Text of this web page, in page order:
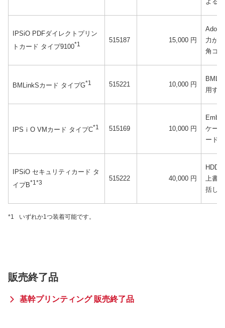
IPSiO PDFダイレクトプリン
トカード タイプ9100*1
515187 15,000 円
力が
角ゴ
BMLinkSカード タイプG*1 515221 10,000 円
用す
IPSｉO VMカード タイプC*1 515169 10,000 円
ケー
ード。
IPSiO セキュリティカード タ
イプB*1*3
515222 40,000 円
HDD
上書
括し
*1 いずれか1つ装着可能です。
販売終了品
基幹プリンティング 販売終了品